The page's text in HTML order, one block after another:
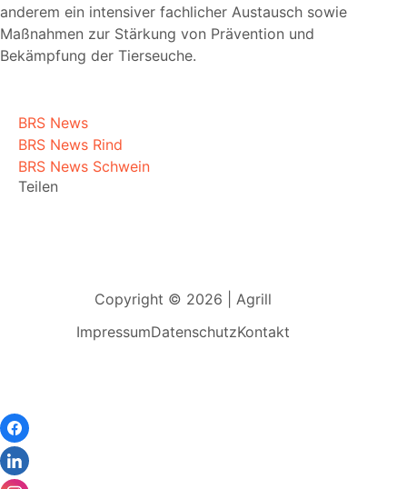
anderem ein intensiver fachlicher Austausch sowie
Maßnahmen zur Stärkung von Prävention und
Bekämpfung der Tierseuche.
BRS News
BRS News Rind
BRS News Schwein
Teilen
Copyright © 2026 | Agrill
ImpressumDatenschutzKontakt